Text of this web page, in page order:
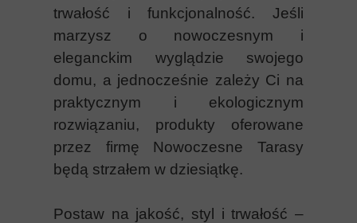
trwałość i funkcjonalność. Jeśli
marzysz o nowoczesnym i
eleganckim wyglądzie swojego
domu, a jednocześnie zależy Ci na
praktycznym i ekologicznym
rozwiązaniu, produkty oferowane
przez firmę Nowoczesne Tarasy
będą strzałem w dziesiątkę.
Postaw na jakość, styl i trwałość –